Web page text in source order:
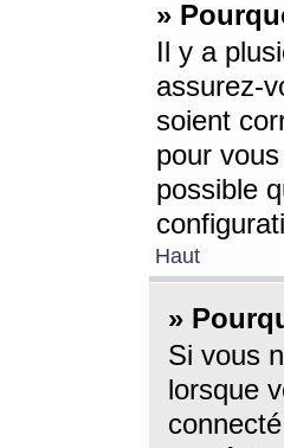
»
Il y a
assurez-
soient
pour
possible
Haut
»
Si vous
lorsque